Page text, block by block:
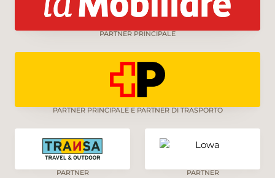
PARTNER PRINCIPALE
PARTNER PRINCIPALE E PARTNER DI TRASPORTO
PARTNER PARTNER